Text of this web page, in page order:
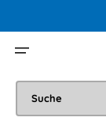
Suche